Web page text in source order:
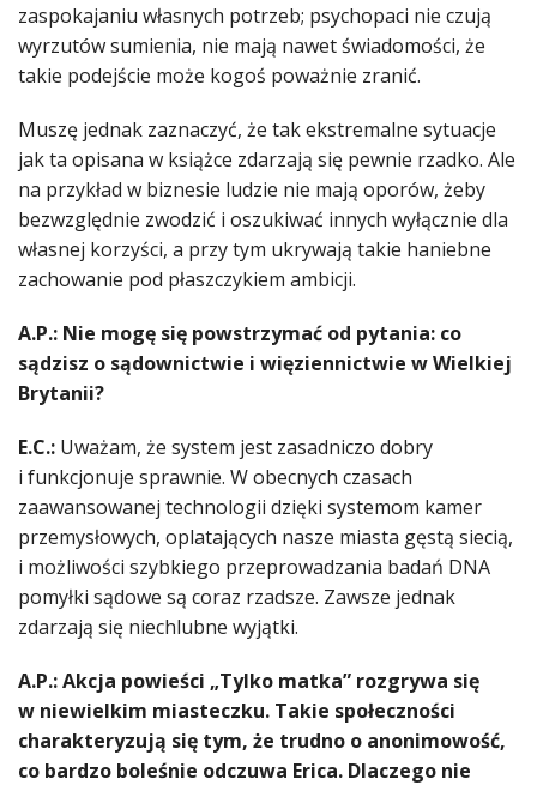
zaspokajaniu własnych potrzeb; psychopaci nie czują
wyrzutów sumienia, nie mają nawet świadomości, że
takie podejście może kogoś poważnie zranić.
Muszę jednak zaznaczyć, że tak ekstremalne sytuacje
jak ta opisana w książce zdarzają się pewnie rzadko. Ale
na przykład w biznesie ludzie nie mają oporów, żeby
bezwzględnie zwodzić i oszukiwać innych wyłącznie dla
własnej korzyści, a przy tym ukrywają takie haniebne
zachowanie pod płaszczykiem ambicji.
A.P.: Nie mogę się powstrzymać od pytania: co
sądzisz o sądownictwie i więziennictwie w Wielkiej
Brytanii?
E.C.: Uważam, że system jest zasadniczo dobry
i funkcjonuje sprawnie. W obecnych czasach
zaawansowanej technologii dzięki systemom kamer
przemysłowych, oplatających nasze miasta gęstą siecią,
i możliwości szybkiego przeprowadzania badań DNA
pomyłki sądowe są coraz rzadsze. Zawsze jednak
zdarzają się niechlubne wyjątki.
A.P.: Akcja powieści „Tylko matka” rozgrywa się
w niewielkim miasteczku. Takie społeczności
charakteryzują się tym, że trudno o anonimowość,
co bardzo boleśnie odczuwa Erica. Dlaczego nie